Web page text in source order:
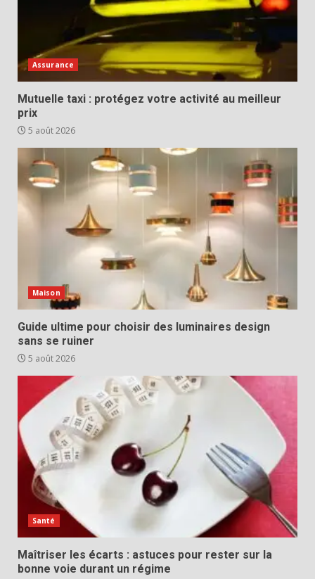
Assurance
Mutuelle taxi : protégez votre activité au meilleur
prix
5 août 2026
Maison
Guide ultime pour choisir des luminaires design
sans se ruiner
5 août 2026
Santé
Maîtriser les écarts : astuces pour rester sur la
bonne voie durant un régime